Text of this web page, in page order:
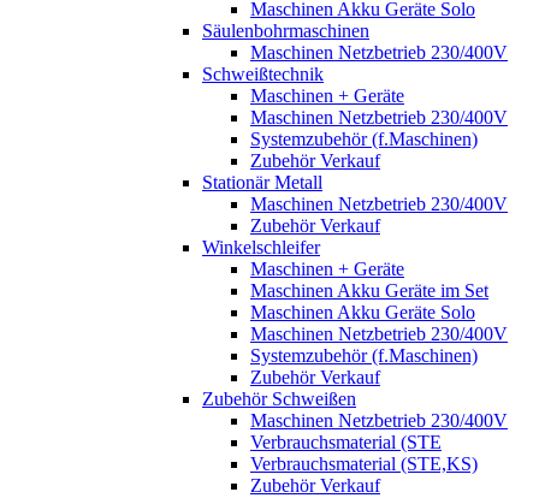
Maschinen Akku Geräte Solo
Säulenbohrmaschinen
Maschinen Netzbetrieb 230/400V
Schweißtechnik
Maschinen + Geräte
Maschinen Netzbetrieb 230/400V
Systemzubehör (f.Maschinen)
Zubehör Verkauf
Stationär Metall
Maschinen Netzbetrieb 230/400V
Zubehör Verkauf
Winkelschleifer
Maschinen + Geräte
Maschinen Akku Geräte im Set
Maschinen Akku Geräte Solo
Maschinen Netzbetrieb 230/400V
Systemzubehör (f.Maschinen)
Zubehör Verkauf
Zubehör Schweißen
Maschinen Netzbetrieb 230/400V
Verbrauchsmaterial (STE
Verbrauchsmaterial (STE,KS)
Zubehör Verkauf